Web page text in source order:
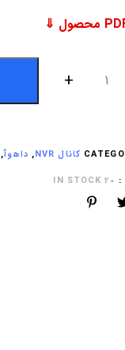
, داهوآ,
:
20 IN STOCK